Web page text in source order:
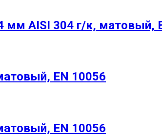
AISI 304 г/к, матовый,
EN 10056
EN 10056